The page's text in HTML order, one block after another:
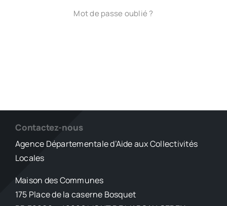
Mot de passe oublié ?
Contactez-nous
Agence Départementale d’Aide aux Collectivités
Locales
Maison des Communes
175 Place de la caserne Bosquet